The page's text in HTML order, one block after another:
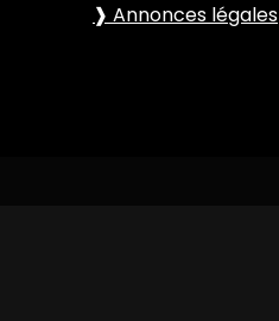
❱ Annonces légales